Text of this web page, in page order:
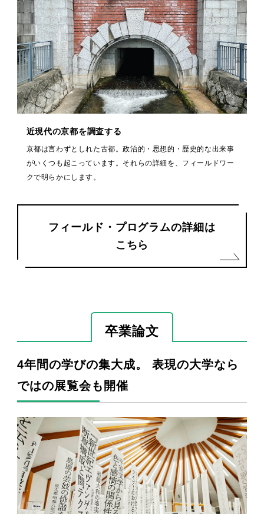
近現代の京都を調査する
京都は言わずとしれた古都。政治的・思想的・歴史的な出来事
がいくつも起こっています。それらの詳細を、フィールドワー
クで明らかにします。
フィールド・プログラムの詳細は
こちら
卒業論文
4年間の学びの集大成。 表現の大学なら
ではの展覧会も開催